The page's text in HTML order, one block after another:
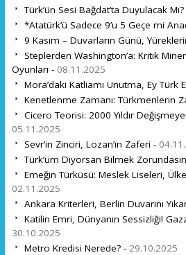
Türk’ün Sesi Bağdat’ta Duyulacak Mı?
*Atatürk’ü Sadece 9’u 5 Geçe mi
9 Kasım – Duvarların Günü,
Steplerden Washington’a: Kritik
Oyunları - 08.11.2025
Mora’daki Katliamı Unutma, Ey Türk
Kenetlenme Zamanı: Türkmenlerin
Cicero Teorisi: 2000 Yıldır
05.11.2025
Sevr’in Zinciri, Lozan’ın Zaferi -
Türk’üm Diyorsan Bilmek
Emeğin Türküsü: Meslek Liseleri,
02.11.2025
Ankara Kriterleri, Berlin Duvarını
Katilin Emri, Dünyanın Sessizliği!
30.10.2025
Metro Kredisi Nerede? - 29.10.2025